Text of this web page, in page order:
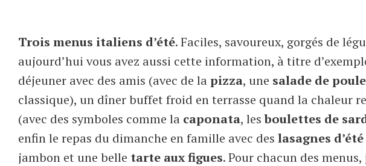
Trois menus italiens d’été. Faciles, savoureux, gorgés de
aujourd’hui vous avez aussi cette information, à titre
déjeuner avec des amis (avec de lapizza, une salade de
classique), un dîner buffet froid en terrasse quand la chaleur
(avec des symboles comme la caponata, lesboulettes de
enfin le repas du dimanche en famille avec des lasagnes d’été
jambon et une belle tarte aux figues. Pour chacun des